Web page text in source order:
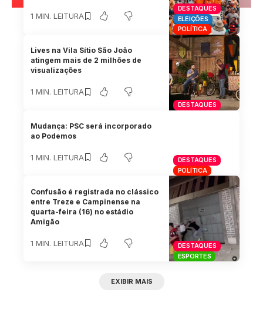
DESTAQUES
ELEIÇÕES
POLÍTICA
1 MIN. LEITURA
DESTAQUES
Lives na Vila Sítio São João
atingem mais de 2 milhões de
visualizações
1 MIN. LEITURA
DESTAQUES
POLÍTICA
Mudança: PSC será incorporado
ao Podemos
1 MIN. LEITURA
DESTAQUES
ESPORTES
Confusão é registrada no clássico
entre Treze e Campinense na
quarta-feira (16) no estádio
Amigão
1 MIN. LEITURA
EXIBIR MAIS